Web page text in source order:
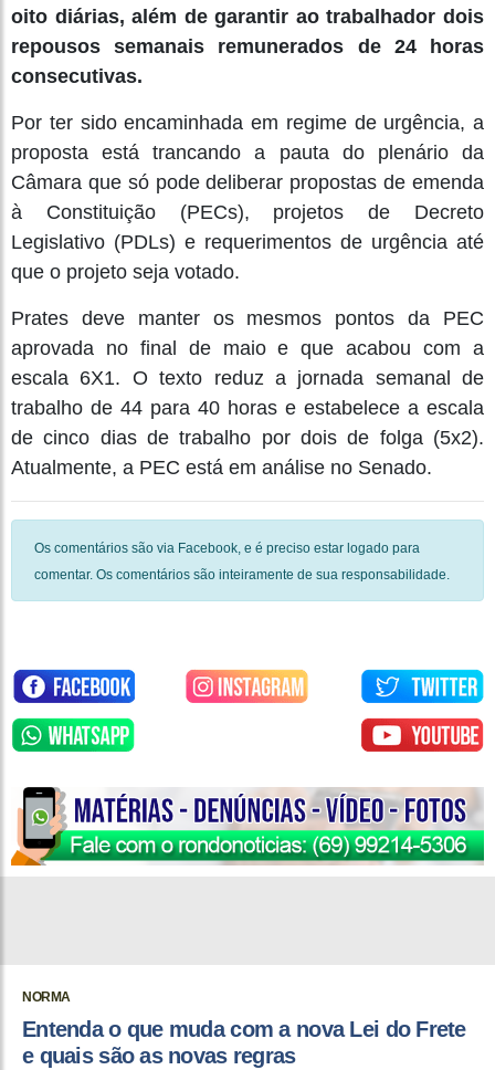
oito diárias, além de garantir ao trabalhador dois
repousos semanais remunerados de 24 horas
consecutivas.
Por ter sido encaminhada em regime de urgência, a
proposta está trancando a pauta do plenário da
Câmara que só pode deliberar propostas de emenda
à Constituição (PECs), projetos de Decreto
Legislativo (PDLs) e requerimentos de urgência até
que o projeto seja votado.
Prates deve manter os mesmos pontos da PEC
aprovada no final de maio e que acabou com a
escala 6X1. O texto reduz a jornada semanal de
trabalho de 44 para 40 horas e estabelece a escala
de cinco dias de trabalho por dois de folga (5x2).
Atualmente, a PEC está em análise no Senado.
Os comentários são via Facebook, e é preciso estar logado para
comentar. Os comentários são inteiramente de sua responsabilidade.
NORMA
Entenda o que muda com a nova Lei do Frete
e quais são as novas regras